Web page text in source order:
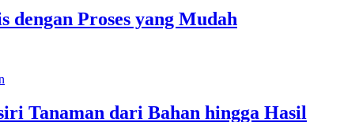
Proses yang Mudah
Tanaman dari Bahan hingga Hasil